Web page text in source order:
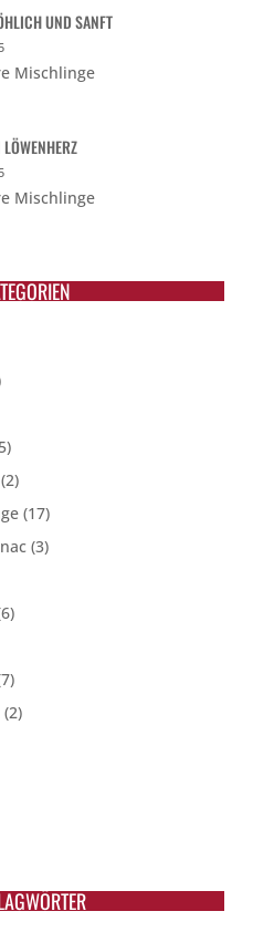
UND SANFT
Mischlinge
Mischlinge
(17)
(3)
(2)